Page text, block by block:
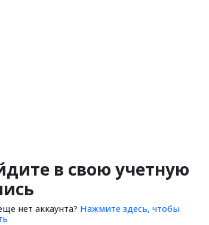
в свою учетную
нет аккаунта? Нажмите здесь, чтобы